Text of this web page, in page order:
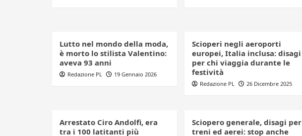
Lutto nel mondo della moda,
è morto lo stilista Valentino:
aveva 93 anni
Redazione PL 19 Gennaio 2026
Scioperi negli aeroporti
europei, Italia inclusa: disagi
per chi viaggia durante le
festività
Redazione PL 26 Dicembre 2025
Arrestato Ciro Andolfi, era
tra i 100 latitanti più
Sciopero generale, disagi per
treni ed aerei: stop anche